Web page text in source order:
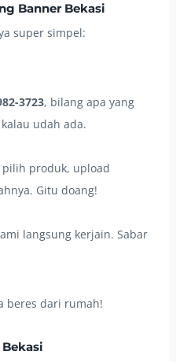
Banner Bekasi
super simpel:
3723, bilang apa yang
udah ada.
pilih produk, upload
Gitu doang!
langsung kerjain. Sabar
beres dari rumah!